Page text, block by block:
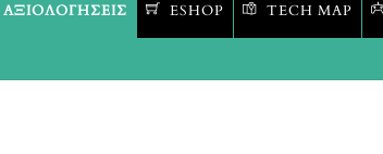
ΑΞΙΟΛΟΓΉΣΕΙΣ ESHOP TECH MAP